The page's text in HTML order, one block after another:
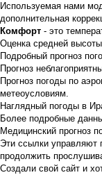
Используемая нами
дополнительная
Комфорт - это
Оценка средней
Подробный прогноз
Прогноз
Прогноз погоды по
метеоусловиям.
Наглядный погоды в
Более подробные
Медицинский прогноз
Эти ссылки управляют
продолжить
Создали свой сайт и